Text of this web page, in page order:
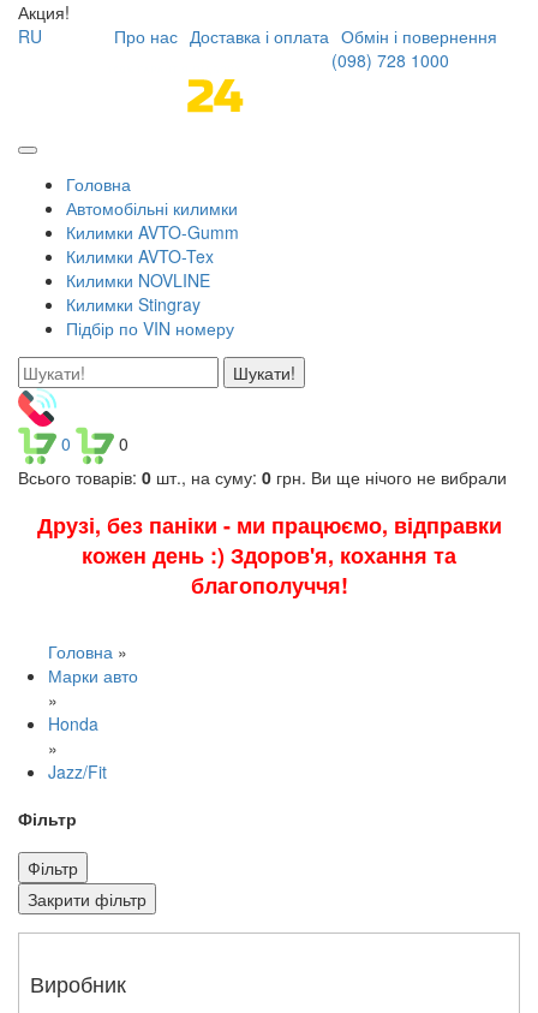
Акция!
RU
Про нас Доставка і оплата Обмін і повернення
(098) 728 1000
Головна
Автомобільні килимки
Килимки AVTO-Gumm
Килимки AVTO-Tex
Килимки NOVLINE
Килимки Stingray
Підбір по VIN номеру
Шукати!
0
0
Всього товарів: 0 шт., на суму: 0 грн. Ви ще нічого не вибрали
Друзі, без паніки - ми працюємо, відправки
кожен день :) Здоров'я, кохання та
благополуччя!
Головна »
Марки авто
»
Honda
»
Jazz/Fit
Фільтр
Фільтр
Закрити фільтр
Виробник